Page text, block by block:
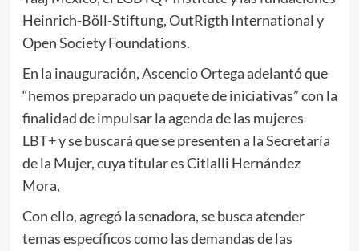
Heinrich-Böll-Stiftung, OutRigth International y
Open Society Foundations.
En la inauguración, Ascencio Ortega adelantó que
“hemos preparado un paquete de iniciativas” con la
finalidad de impulsar la agenda de las mujeres
LBT+ y se buscará que se presenten a la Secretaría
de la Mujer, cuya titular es Citlalli Hernández
Mora,
Con ello, agregó la senadora, se busca atender
temas específicos como las demandas de las